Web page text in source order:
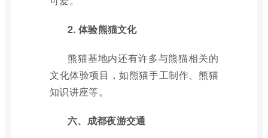
2. 体验熊猫文化
熊猫基地内还有许多与熊猫相关的
文化体验项目，如熊猫手工制作、熊猫
知识讲座等。
六、成都夜游交通